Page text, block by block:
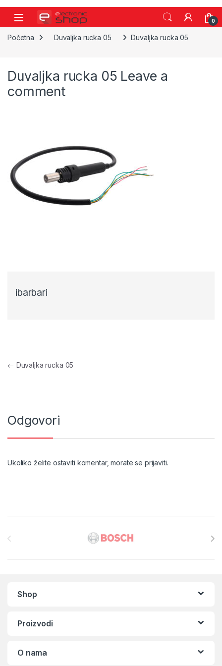
Skip to navigation
Skip to content
0
Početna Duvaljka rucka 05 Duvaljka rucka 05
Duvaljka rucka 05 Leave a
comment
ibarbari
Navigacija objava
← Duvaljka rucka 05
Odgovori
Ukoliko želite ostaviti komentar, morate se prijaviti.
Shop
Proizvodi
O nama